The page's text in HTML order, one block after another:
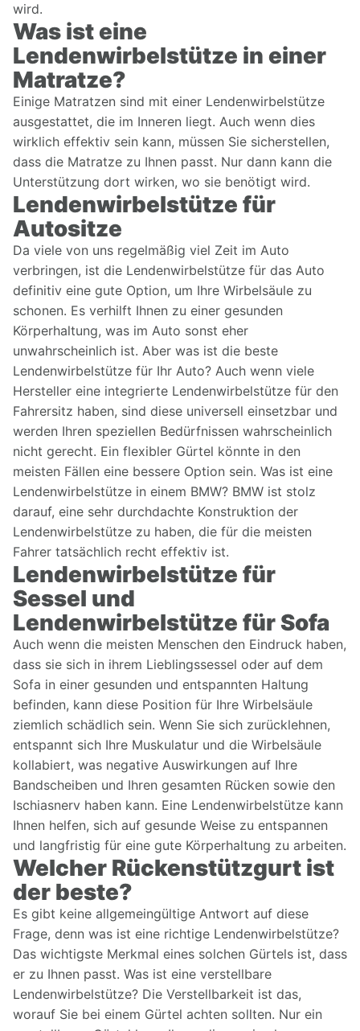
wird.
Was ist eine
Lendenwirbelstütze in einer
Matratze?
Einige Matratzen sind mit einer Lendenwirbelstütze
ausgestattet, die im Inneren liegt. Auch wenn dies
wirklich effektiv sein kann, müssen Sie sicherstellen,
dass die Matratze zu Ihnen passt. Nur dann kann die
Unterstützung dort wirken, wo sie benötigt wird.
Lendenwirbelstütze für
Autositze
Da viele von uns regelmäßig viel Zeit im Auto
verbringen, ist die Lendenwirbelstütze für das Auto
definitiv eine gute Option, um Ihre Wirbelsäule zu
schonen. Es verhilft Ihnen zu einer gesunden
Körperhaltung, was im Auto sonst eher
unwahrscheinlich ist. Aber was ist die beste
Lendenwirbelstütze für Ihr Auto? Auch wenn viele
Hersteller eine integrierte Lendenwirbelstütze für den
Fahrersitz haben, sind diese universell einsetzbar und
werden Ihren speziellen Bedürfnissen wahrscheinlich
nicht gerecht. Ein flexibler Gürtel könnte in den
meisten Fällen eine bessere Option sein. Was ist eine
Lendenwirbelstütze in einem BMW? BMW ist stolz
darauf, eine sehr durchdachte Konstruktion der
Lendenwirbelstütze zu haben, die für die meisten
Fahrer tatsächlich recht effektiv ist.
Lendenwirbelstütze für
Sessel und
Lendenwirbelstütze für Sofa
Auch wenn die meisten Menschen den Eindruck haben,
dass sie sich in ihrem Lieblingssessel oder auf dem
Sofa in einer gesunden und entspannten Haltung
befinden, kann diese Position für Ihre Wirbelsäule
ziemlich schädlich sein. Wenn Sie sich zurücklehnen,
entspannt sich Ihre Muskulatur und die Wirbelsäule
kollabiert, was negative Auswirkungen auf Ihre
Bandscheiben und Ihren gesamten Rücken sowie den
Ischiasnerv haben kann. Eine Lendenwirbelstütze kann
Ihnen helfen, sich auf gesunde Weise zu entspannen
und langfristig für eine gute Körperhaltung zu arbeiten.
Welcher Rückenstützgurt ist
der beste?
Es gibt keine allgemeingültige Antwort auf diese
Frage, denn was ist eine richtige Lendenwirbelstütze?
Das wichtigste Merkmal eines solchen Gürtels ist, dass
er zu Ihnen passt. Was ist eine verstellbare
Lendenwirbelstütze? Die Verstellbarkeit ist das,
worauf Sie bei einem Gürtel achten sollten. Nur ein